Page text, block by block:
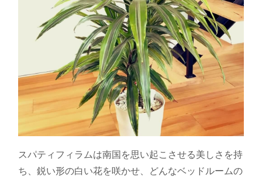
スパティフィラムは南国を思い起こさせる美しさを持
ち、鋭い形の白い花を咲かせ、どんなベッドルームの